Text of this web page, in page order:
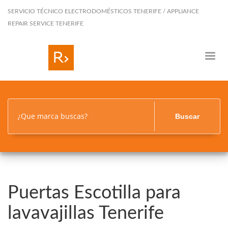
SERVICIO TÉCNICO ELECTRODOMÉSTICOS TENERIFE / APPLIANCE
REPAIR SERVICE TENERIFE
¿Que marca buscas? Buscar
Puertas Escotilla para
lavavajillas Tenerife